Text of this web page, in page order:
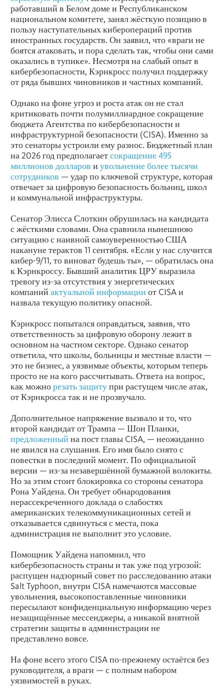
работавший в Белом доме и Республиканском
национальном комитете, занял жёсткую позицию в
пользу наступательных киберопераций против
иностранных государств. Он заявил, что «враги не
боятся атаковать, и пора сделать так, чтобы они сами
оказались в тупике». Несмотря на слабый опыт в
кибербезопасности, Кэрнкросс получил поддержку
от ряда бывших чиновников и частных компаний.
Однако на фоне угроз и роста атак он не стал
критиковать почти полумиллиардное сокращение
бюджета Агентства по кибербезопасности и
инфраструктурной безопасности (CISA). Именно за
это сенаторы устроили ему разнос. Бюджетный план
на 2026 год предполагаетсокращение 495
миллионов долларов и увольнение более тысячи
сотрудников — удар по ключевой структуре, которая
отвечает за цифровую безопасность больниц, школ
и коммунальной инфраструктуры.
Сенатор Элисса Слоткин обрушилась на кандидата
с жёсткими словами. Она сравнила нынешнюю
ситуацию с наивной самоуверенностью США
накануне терактов 11 сентября. «Если у нас случится
кибер-9/11, то виноват будешь ты», — обратилась она
к Кэрнкроссу. Бывший аналитик ЦРУ выразила
тревогу из-за отсутствия у энергетических
компаний актуальной информации от CISA и
назвала текущую политику опасной.
Кэрнкросс попытался оправдаться, заявив, что
ответственность за цифровую оборону лежит в
основном на частном секторе. Однако сенатор
ответила, что школы, больницы и местные власти —
это не бизнес, а уязвимые объекты, которым теперь
просто не на кого рассчитывать. Ответа на вопрос,
как можнорезать защитупри растущем числе атак,
от Кэрнкросса так и не прозвучало.
Дополнительное напряжение вызвало и то, что
второй кандидат от Трампа — Шон Планки,
предложенный на пост главы CISA, — неожиданно
не явился на слушания. Его имя было снято с
повестки в последний момент. По официальной
версии — из-за незавершённой бумажной волокиты.
Но за этим стоит блокировка со стороны сенатора
Рона Уайдена. Он требует обнародования
нерассекреченного доклада о слабостях
американских телекоммуникационных сетей и
отказывается сдвинуться с места, пока
администрация не выполнит это условие.
Помощник Уайдена напомнил, что
кибербезопасность страны и так уже под угрозой:
распущен надзорный совет по расследованию атаки
Salt Typhoon, внутри CISA намечаются массовые
увольнения, высокопоставленные чиновники
пересылают конфиденциальную информацию через
незащищённые мессенджеры, а никакой внятной
стратегии защиты в администрации не
представлено вовсе.
На фоне всего этого CISA по-прежнему остаётся без
руководителя, а враги — с полным набором
уязвимостей в руках.